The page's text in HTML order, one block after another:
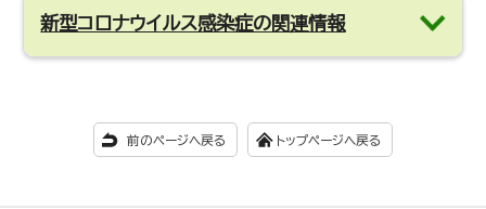
新型コロナウイルス感染症の関連情報
前のページへ戻る トップページへ戻る